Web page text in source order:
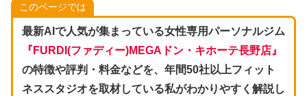
このページでは
最新AIで人気が集まっている女性専用パーソナルジム
『 FURDI(ファディー)MEGAドン・キホーテ長野店』
の特徴や評判・料金などを、年間50社以上フィット
ネススタジオを取材している私がわかりやすく解説し